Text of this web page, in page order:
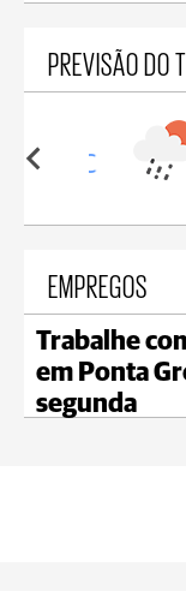
PREVISÃO DO
18°C
EMPREGOS
Trabalhe
em Ponta
segunda